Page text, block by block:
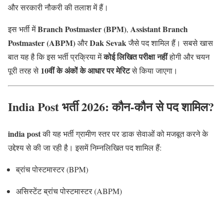
और सरकारी नौकरी की तलाश में हैं।
इस भर्ती मेंBranch Postmaster (BPM), Assistant Branch
Postmaster (ABPM)औरDak Sevakजैसे पद शामिल हैं। सबसे खास
बात यह है कि इस भर्ती प्रक्रिया मेंकोई लिखित परीक्षा नहींहोगी और चयन
पूरी तरह से 10वीं के अंकों के आधार पर मेरिटसे किया जाएगा।
India Post भर्ती 2026: कौन-कौन से पद शामिल?
india postकी यह भर्ती ग्रामीण स्तर पर डाक सेवाओं को मजबूत करने के
उद्देश्य से की जा रही है। इसमें निम्नलिखित पद शामिल हैं:
ब्रांच पोस्टमास्टर (BPM)
असिस्टेंट ब्रांच पोस्टमास्टर (ABPM)